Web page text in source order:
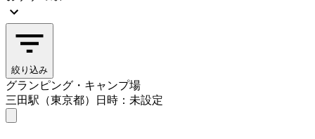
絞り込み
グランピング・キャンプ場
三田駅（東京都）
日時：未設定